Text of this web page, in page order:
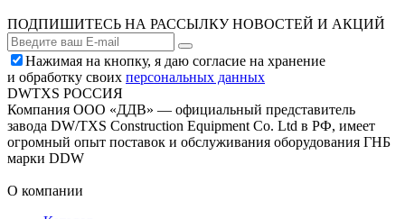
ПОДПИШИТЕСЬ НА РАССЫЛКУ НОВОСТЕЙ И АКЦИЙ
Нажимая на кнопку, я даю согласие на хранение
и обработку своих персональных данных
DWTXS РОССИЯ
Компания ООО «ДДВ» — официальный представитель
завода DW/TXS Construction Equipment Co. Ltd в РФ, имеет
огромный опыт поставок и обслуживания оборудования ГНБ
марки DDW
О компании